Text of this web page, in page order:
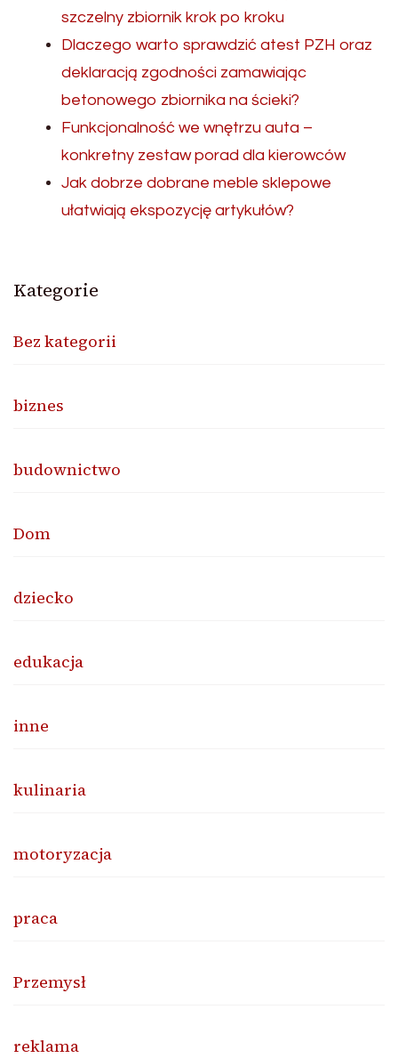
szczelny zbiornik krok po kroku
Dlaczego warto sprawdzić atest PZH oraz
deklaracją zgodności zamawiając
betonowego zbiornika na ścieki?
Funkcjonalność we wnętrzu auta –
konkretny zestaw porad dla kierowców
Jak dobrze dobrane meble sklepowe
ułatwiają ekspozycję artykułów?
Kategorie
Bez kategorii
biznes
budownictwo
Dom
dziecko
edukacja
inne
kulinaria
motoryzacja
praca
Przemysł
reklama